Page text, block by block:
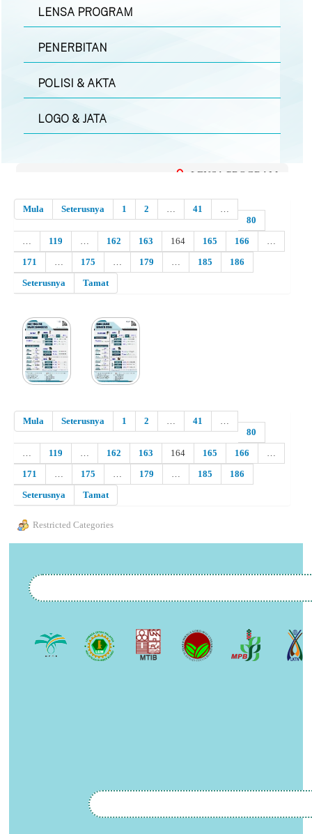
LENSA PROGRAM
PENERBITAN
POLISI & AKTA
LOGO & JATA
LENSA PROGRAM
Mula Seterusnya 1 2 … 41
…
80
…
119 … 162 163 164 165 166
…
171
… 175 … 179 … 185
186
Seterusnya
Tamat
Mula Seterusnya 1 2 … 41
…
80
…
119 … 162 163 164 165 166
…
171
… 175 … 179 … 185
186
Seterusnya
Tamat
Restricted Categories